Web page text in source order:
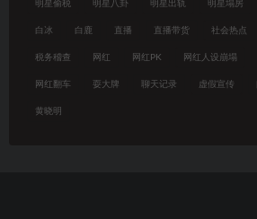
明星偷税 明星八卦 明星出轨 明星塌房
白冰 白鹿 直播 直播带货 社会热点
税务稽查 网红 网红PK 网红人设崩塌
网红翻车 耍大牌 聊天记录 虚假宣传
黄晓明